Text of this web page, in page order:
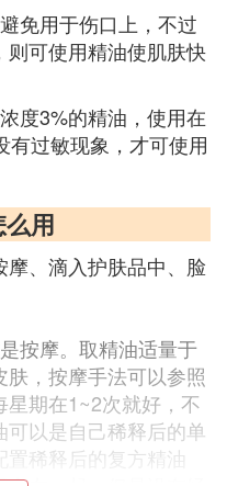
免用于伤口上，不过
可使用精油使肌肤快
度3%的精油，使用在
有过敏现象，才可使用
用
、滴入护肤品中、脸
按摩。取精油适量于
，按摩手法可以参照
星期在1~2次就好，不
以是自己稀释后的单
稀释后的复方精油